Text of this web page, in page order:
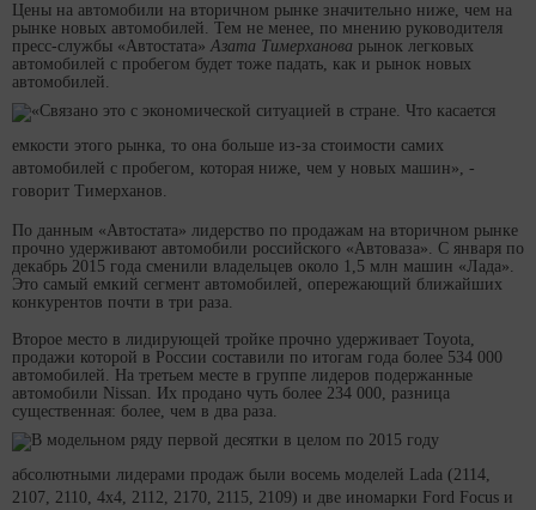
Цены на автомобили на вторичном рынке значительно ниже, чем на
рынке новых автомобилей. Тем не менее, по мнению руководителя
пресс-службы «Автостата» Азата Тимерханова рынок легковых
автомобилей с пробегом будет тоже падать, как и рынок новых
автомобилей.
«Связано это с экономической ситуацией в стране. Что касается
емкости этого рынка, то она больше из-за стоимости самих
автомобилей с пробегом, которая ниже, чем у новых машин», -
говорит Тимерханов.
По данным «Автостата» лидерство по продажам на вторичном рынке
прочно удерживают автомобили российского «Автоваза». С января по
декабрь 2015 года сменили владельцев около 1,5 млн машин «Лада».
Это самый емкий сегмент автомобилей, опережающий ближайших
конкурентов почти в три раза.
Второе место в лидирующей тройке прочно удерживает Toyota,
продажи которой в России составили по итогам года более 534 000
автомобилей. На третьем месте в группе лидеров подержанные
автомобили Nissan. Их продано чуть более 234 000, разница
существенная: более, чем в два раза.
В модельном ряду первой десятки в целом по 2015 году
абсолютными лидерами продаж были восемь моделей Lada (2114,
2107, 2110, 4х4, 2112, 2170, 2115, 2109) и две иномарки Ford Focus и